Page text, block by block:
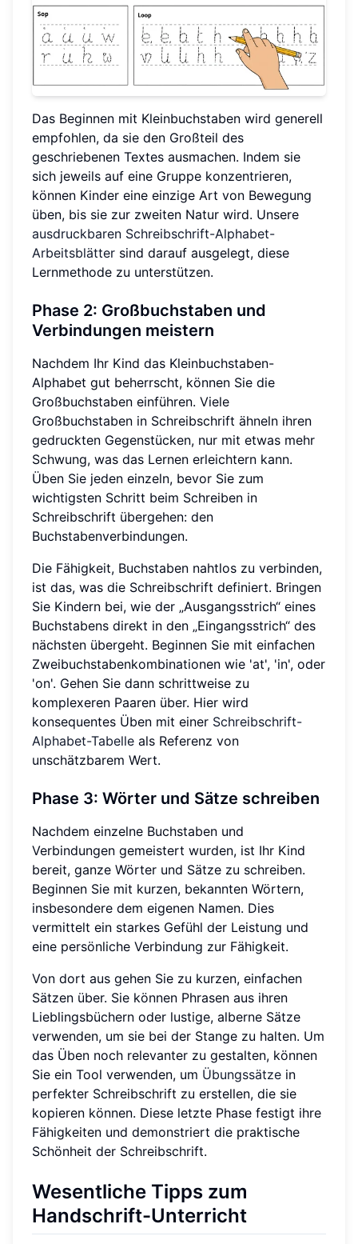
Das Beginnen mit Kleinbuchstaben wird generell
empfohlen, da sie den Großteil des
geschriebenen Textes ausmachen. Indem sie
sich jeweils auf eine Gruppe konzentrieren,
können Kinder eine einzige Art von Bewegung
üben, bis sie zur zweiten Natur wird. Unsere
ausdruckbaren Schreibschrift-Alphabet-
Arbeitsblätter sind darauf ausgelegt, diese
Lernmethode zu unterstützen.
Phase 2: Großbuchstaben und
Verbindungen meistern
Nachdem Ihr Kind das Kleinbuchstaben-
Alphabet gut beherrscht, können Sie die
Großbuchstaben einführen. Viele
Großbuchstaben in Schreibschrift ähneln ihren
gedruckten Gegenstücken, nur mit etwas mehr
Schwung, was das Lernen erleichtern kann.
Üben Sie jeden einzeln, bevor Sie zum
wichtigsten Schritt beim Schreiben in
Schreibschrift übergehen: den
Buchstabenverbindungen.
Die Fähigkeit, Buchstaben nahtlos zu verbinden,
ist das, was die Schreibschrift definiert. Bringen
Sie Kindern bei, wie der „Ausgangsstrich“ eines
Buchstabens direkt in den „Eingangsstrich“ des
nächsten übergeht. Beginnen Sie mit einfachen
Zweibuchstabenkombinationen wie 'at', 'in', oder
'on'. Gehen Sie dann schrittweise zu
komplexeren Paaren über. Hier wird
konsequentes Üben mit einer Schreibschrift-
Alphabet-Tabelle als Referenz von
unschätzbarem Wert.
Phase 3: Wörter und Sätze schreiben
Nachdem einzelne Buchstaben und
Verbindungen gemeistert wurden, ist Ihr Kind
bereit, ganze Wörter und Sätze zu schreiben.
Beginnen Sie mit kurzen, bekannten Wörtern,
insbesondere dem eigenen Namen. Dies
vermittelt ein starkes Gefühl der Leistung und
eine persönliche Verbindung zur Fähigkeit.
Von dort aus gehen Sie zu kurzen, einfachen
Sätzen über. Sie können Phrasen aus ihren
Lieblingsbüchern oder lustige, alberne Sätze
verwenden, um sie bei der Stange zu halten. Um
das Üben noch relevanter zu gestalten, können
Sie ein Tool verwenden, um Übungssätze in
perfekter Schreibschrift zu erstellen, die sie
kopieren können. Diese letzte Phase festigt ihre
Fähigkeiten und demonstriert die praktische
Schönheit der Schreibschrift.
Wesentliche Tipps zum
Handschrift-Unterricht